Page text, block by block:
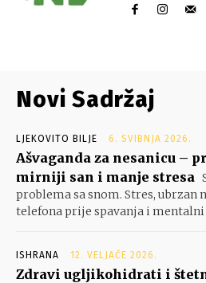
Novi Sadržaj
LJEKOVITO BILJE 6. SVIBNJA 2026.
Ašvaganda za nesanicu –
mirniji san i manje stresa
problema sa snom. Stres, ubrzan
telefona prije spavanja i mentalni
ISHRANA 12. VELJAČE 2026.
Zdravi ugljikohidrati i